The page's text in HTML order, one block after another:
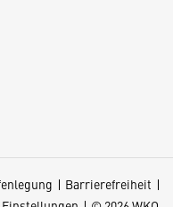
Barrierefreiheit